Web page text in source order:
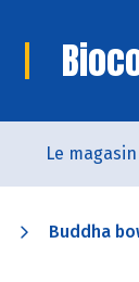
Le magasin
Buddha